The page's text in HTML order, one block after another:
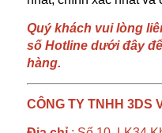
Quý khách vui lòng
số Hotline dưới đây
hàng.
CÔNG TY TNHH 3DS